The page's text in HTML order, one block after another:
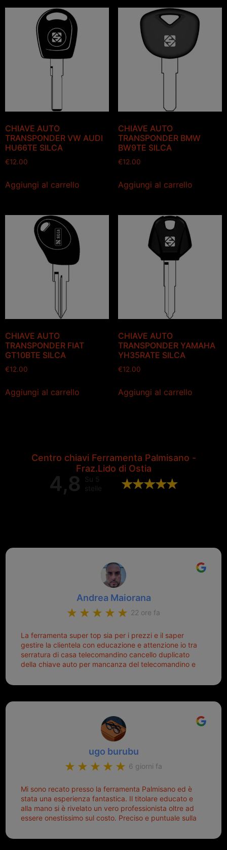
CHIAVE AUTO
TRANSPONDER VW AUDI
HU66TE SILCA
€12.00
Aggiungi al carrello
CHIAVE AUTO
TRANSPONDER BMW
BW9TE SILCA
€12.00
Aggiungi al carrello
CHIAVE AUTO
TRANSPONDER FIAT
GT10BTE SILCA
€12.00
Aggiungi al carrello
CHIAVE AUTO
TRANSPONDER YAMAHA
YH35RATE SILCA
€12.00
Aggiungi al carrello
Centro chiavi Ferramenta Palmisano -
Fraz.Lido di Ostia
4,8
Su 5
stelle
Andrea Maiorana
22 ore fa
La ferramenta super top sia per i prezzi e il saper
gestire la clientela con educazione e attenzione io tra
serratura di casa telecomandino cancello duplicato
della chiave auto per mancanza del telecomandino e
meglio ferramenta de ostia e poi il prorietario il signor
ugo burubu
6 giorni fa
Mi sono recato presso la ferramenta Palmisano ed è
stata una esperienza fantastica. Il titolare educato e
alla mano si è rivelato un vero professionista oltre ad
essere onestissimo sul costo. Preciso e puntuale sulla